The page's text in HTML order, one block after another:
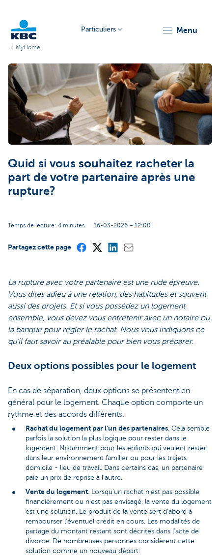
Particuliers menu
MyHome
Quid si vous souhaitez racheter la
part de votre partenaire après une
rupture?
Temps de lecture: 4 minutes 16-03-2026 – 12:00
Partagez cette page
La rupture avec votre partenaire est une rude épreuve.
Vous dites adieu à une relation, des habitudes et souvent
aussi des projets. Et si vous possédez un logement
ensemble, vous devez vous entretenir avec un notaire ou
la banque pour régler le rachat. Nous vous indiquons ce
qu'il faut savoir au préalable pour bien vous préparer.
Deux options possibles pour le logement
En cas de séparation, deux options se présentent en
général pour le logement. Chaque option comporte un
rythme et des accords différents.
Rachat du logement par l'un des partenaires. Cela semble
parfois la solution la plus logique pour rester dans le
logement. Notamment pour les enfants qui veulent rester
dans leur environnement familier ou pour les trajets
domicile - lieu de travail. Dans certains cas, un partenaire
paie un prix de reprise à l'autre.
Vente du logement. Lorsqu'un rachat n'est pas possible
financièrement ou n'est pas envisagé, la vente du logement
est une solution. Le produit de la vente sert d'abord à
rembourser l'éventuel crédit en cours. Les modalités de
partage du montant restant sont décrites dans l'acte de
divorce. De nombreuses personnes considèrent cette
solution comme un nouveau départ.